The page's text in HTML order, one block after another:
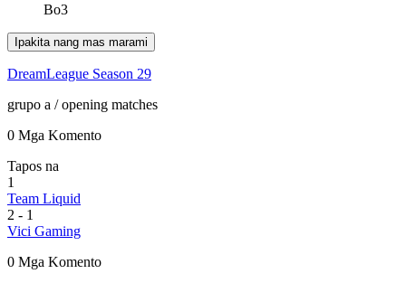
Bo3
Ipakita nang mas marami
DreamLeague Season 29
grupo a / opening matches
0 Mga Komento
Tapos na
1
Team Liquid
2 - 1
Vici Gaming
0 Mga Komento